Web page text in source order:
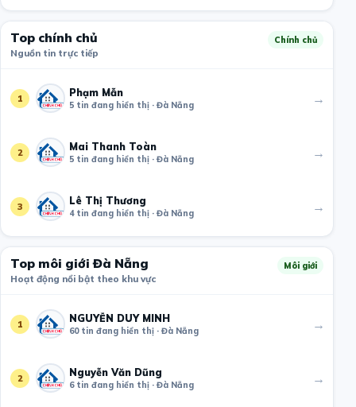
Top chính chủ
Nguồn tin trực tiếp
Chính chủ
1 Phạm Mẫn
5 tin đang hiển thị · Đà Nẵng →
2 Mai Thanh Toàn
5 tin đang hiển thị · Đà Nẵng →
3 Lê Thị Thương
4 tin đang hiển thị · Đà Nẵng →
Top môi giới Đà Nẵng
Hoạt động nổi bật theo khu vực
Môi giới
1 NGUYỄN DUY MINH
60 tin đang hiển thị · Đà Nẵng →
2 Nguyễn Văn Dũng
6 tin đang hiển thị · Đà Nẵng →